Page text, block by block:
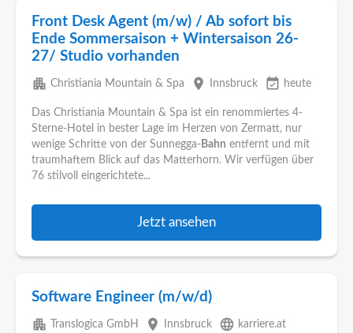
Front Desk Agent (m/w) / Ab sofort bis
Ende Sommersaison + Wintersaison 26-
27/ Studio vorhanden
apartment Christiania Mountain & Spa place Innsbruck event_available heute
Das Christiania Mountain & Spa ist ein renommiertes 4-
Sterne-Hotel in bester Lage im Herzen von Zermatt, nur
wenige Schritte von der Sunnegga- Bahn entfernt und mit
traumhaftem Blick auf das Matterhorn. Wir verfügen über
76 stilvoll eingerichtete...
Jetzt ansehen
Software Engineer (m/w/d)
apartment Translogica GmbH place Innsbruck language karriere.at